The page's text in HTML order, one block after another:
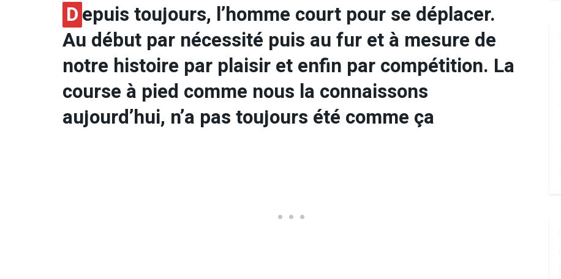
Depuis toujours, l’homme court pour se déplacer.
Au début par nécessité puis au fur et à mesure de
notre histoire par plaisir et enfin par compétition. La
course à pied comme nous la connaissons
aujourd’hui, n’a pas toujours été comme ça